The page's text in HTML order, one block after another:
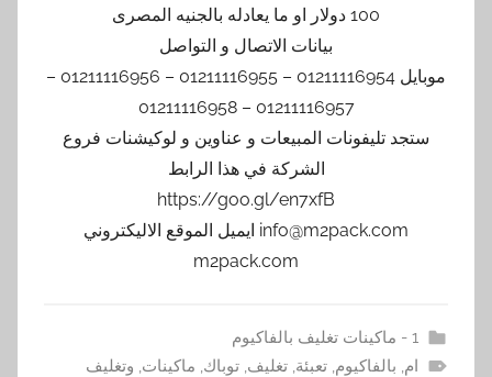
100 دولار او ما يعادله بالجنيه المصرى
بيانات الاتصال و التواصل
موبايل 01211116954 – 01211116955 – 01211116956 –
01211116957 – 01211116958
ستجد تليفونات المبيعات و عناوين و لوكيشنات فروع
الشركة في هذا الرابط
https://goo.gl/en7xfB
info@m2pack.com ايميل الموقع الاليكتروني
m2pack.com
1 - ماكينات تغليف بالفاكيوم
ام, بالفاكيوم,تعبئة,تغليف,توباك, ماكينات, وتغليف